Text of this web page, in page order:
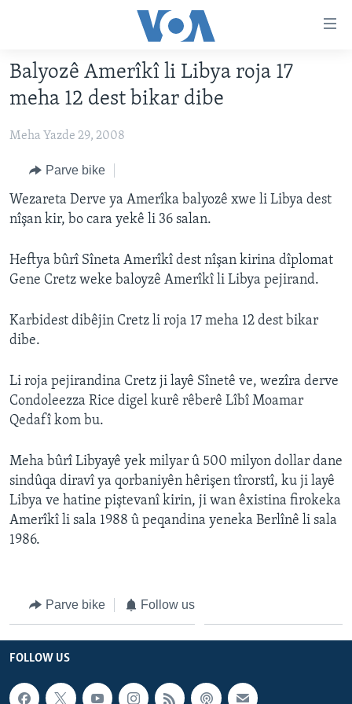
Yekser
here
naveroka
Yekser
serekî
Yekser
Lêgerînê
DESTPÊK
VÎDYO GALERÎ
FOTO GALERÎ
RADYO
HEVPEYVÎN
HERÊMÊN KURDAN
AMERÎKA
TIRKÎYE
SÛRÎYE
ÎRAQ
ÎRAN
ROJHILATA NAVÎN
CÎHAN
SERNIVÎS
SORANÎ
Learning English
FOLLOW US
Balyozê Amerîkî li Libya roja 17
meha 12 dest bikar dibe
Meha Yazde 29, 2008
Parve bike
Wezareta Derve ya Amerîka balyozê xwe li Libya dest
nîşan kir, bo cara yekê li 36 salan.
Heftya bûrî Sîneta Amerîkî dest nîşan kirina dîplomat
Gene Cretz weke baloyzê Amerîkî li Libya pejirand.
Karbidest dibêjin Cretz li roja 17 meha 12 dest bikar
dibe.
Li roja pejirandina Cretz ji layê Sînetê ve, wezîra derve
Condoleezza Rice digel kurê rêberê Lîbî Moamar
Qedafî kom bu.
Meha bûrî Libyayê yek milyar û 500 milyon dollar dane
sindûqa diravî ya qorbaniyên hêrişen tîrorstî, ku ji layê
Libya ve hatine piştevanî kirin, ji wan êxistina firokeka
Amerîkî li sala 1988 û peqandina yeneka Berlînê li sala
1986.
Parve bike Follow us
FOLLOW US